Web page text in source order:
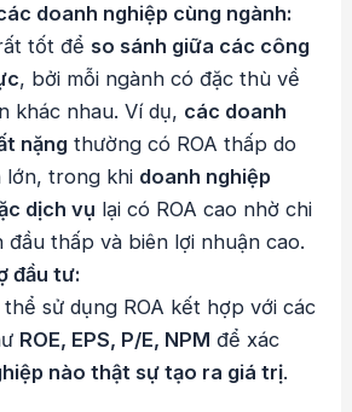
doanh nghiệp cùng ngành:
tốt để so sánh giữa các công
, bởi mỗi ngành có đặc thù về
khác nhau. Ví dụ, các doanh
nặng thường có ROA thấp do
lớn, trong khi doanh nghiệp
dịch vụ lại có ROA cao nhờ chi
thấp và biên lợi nhuận cao.
đầu tư:
sử dụng ROA kết hợp với các
ROE, EPS, P/E, NPM để xác
nào thật sự tạo ra giá trị.